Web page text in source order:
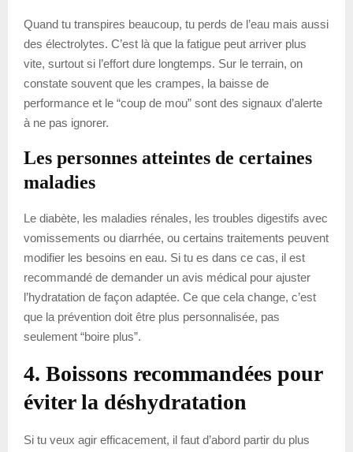
Quand tu transpires beaucoup, tu perds de l’eau mais aussi
des électrolytes. C’est là que la fatigue peut arriver plus
vite, surtout si l’effort dure longtemps. Sur le terrain, on
constate souvent que les crampes, la baisse de
performance et le “coup de mou” sont des signaux d’alerte
à ne pas ignorer.
Les personnes atteintes de certaines
maladies
Le diabète, les maladies rénales, les troubles digestifs avec
vomissements ou diarrhée, ou certains traitements peuvent
modifier les besoins en eau. Si tu es dans ce cas, il est
recommandé de demander un avis médical pour ajuster
l’hydratation de façon adaptée. Ce que cela change, c’est
que la prévention doit être plus personnalisée, pas
seulement “boire plus”.
4. Boissons recommandées pour
éviter la déshydratation
Si tu veux agir efficacement, il faut d’abord partir du plus